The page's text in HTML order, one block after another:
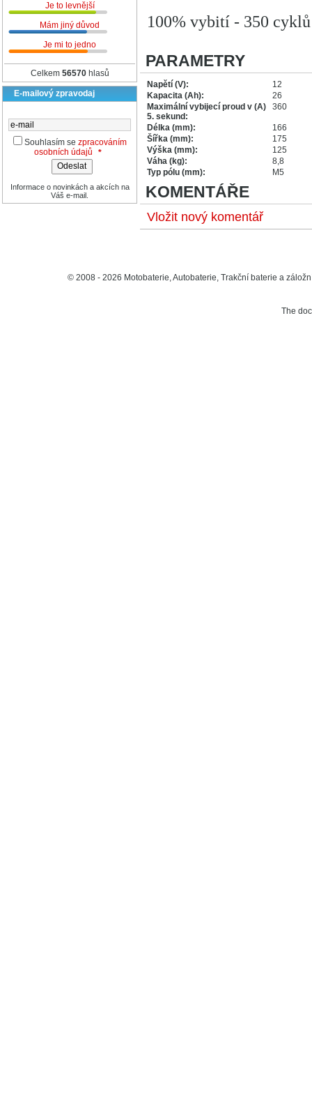
Je to levnější
Mám jiný důvod
Je mi to jedno
Celkem 56570hlasů
E-mailový zpravodaj
Souhlasím se zpracováním
osobních údajů
*
Informace o novinkách a akcích na
Váš e-mail.
100% vybití - 350 cyklů
PARAMETRY
Napětí (V):
12
Kapacita (Ah):
26
Maximální vybijecí proud v (A)
5. sekund:
360
Délka (mm):
166
Šířka (mm):
175
Výška (mm):
125
Váha (kg):
8,8
Typ pólu (mm):
M5
KOMENTÁŘE
Vložit nový komentář
© 2008 - 2026 Motobaterie, Autobaterie, Trakční baterie a
The